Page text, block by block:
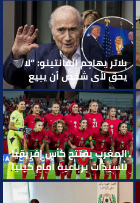
بلاتر يهاجم إنفانتينو: “لا
يحق لأي شخص أن يبيع
لعبتنا”
المغرب يفتتح كأس إفريقيا
للسيدات برباعية أمام كينيا
ويتصدر المجموعة الأولى
مؤقتا